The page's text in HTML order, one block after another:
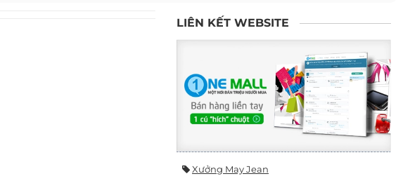
LIÊN KẾT WEBSITE
Xưởng May Jean